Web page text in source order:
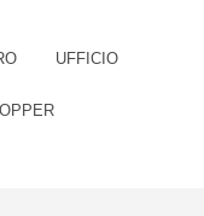
UFFICIO